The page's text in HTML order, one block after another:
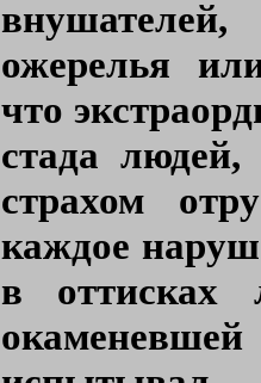
ожерелья
что
стада
страхом
каждое
в оттисках